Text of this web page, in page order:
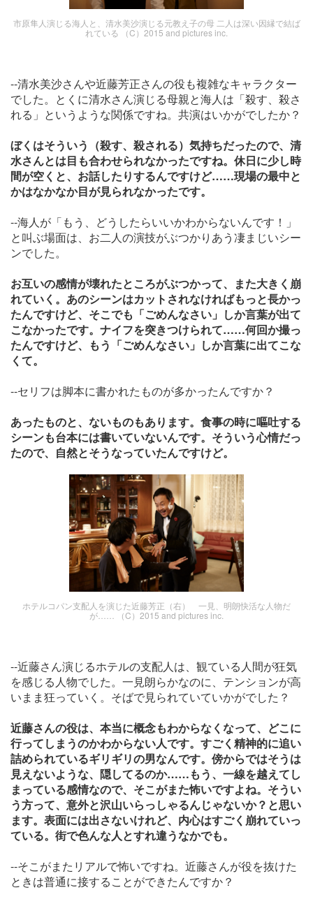
市原隼人演じる海人と、清水美沙演じる元教え子の母 二人は深い因縁で結ば
れている （C）2015 and pictures inc.
--清水美沙さんや近藤芳正さんの役も複雑なキャラクター
でした。とくに清水さん演じる母親と海人は「殺す、殺さ
れる」というような関係ですね。共演はいかがでしたか？
ぼくはそういう（殺す、殺される）気持ちだったので、清
水さんとは目も合わせられなかったですね。休日に少し時
間が空くと、お話したりするんですけど……現場の最中と
かはなかなか目が見られなかったです。
--海人が「もう、どうしたらいいかわからないんです！」
と叫ぶ場面は、お二人の演技がぶつかりあう凄まじいシー
ンでした。
お互いの感情が壊れたところがぶつかって、また大きく崩
れていく。あのシーンはカットされなければもっと長かっ
たんですけど、そこでも「ごめんなさい」しか言葉が出て
こなかったです。ナイフを突きつけられて……何回か撮っ
たんですけど、もう「ごめんなさい」しか言葉に出てこな
くて。
--セリフは脚本に書かれたものが多かったんですか？
あったものと、ないものもあります。食事の時に嘔吐する
シーンも台本には書いていないんです。そういう心情だっ
たので、自然とそうなっていたんですけど。
ホテルコパン支配人を演じた近藤芳正（右） 一見、明朗快活な人物だ
が…… （C）2015 and pictures inc.
--近藤さん演じるホテルの支配人は、観ている人間が狂気
を感じる人物でした。一見朗らかなのに、テンションが高
いまま狂っていく。そばで見られていていかがでした？
近藤さんの役は、本当に概念もわからなくなって、どこに
行ってしまうのかわからない人です。すごく精神的に追い
詰められているギリギリの男なんです。傍からではそうは
見えないような、隠してるのか……もう、一線を越えてし
まっている感情なので、そこがまた怖いですよね。そうい
う方って、意外と沢山いらっしゃるんじゃないか？と思い
ます。表面には出さないけれど、内心はすごく崩れていっ
ている。街で色んな人とすれ違うなかでも。
--そこがまたリアルで怖いですね。近藤さんが役を抜けた
ときは普通に接することができたんですか？